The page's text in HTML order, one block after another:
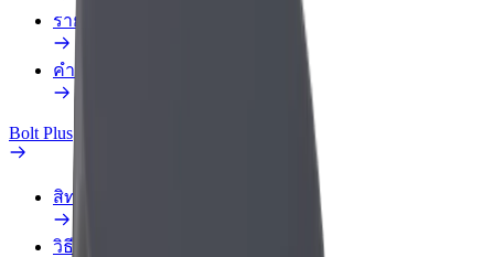
รายงานปัญหา
คำถามที่พบบ่อย
Bolt Plus
สิทธิประโยชน์
วิธีเข้าร่วม